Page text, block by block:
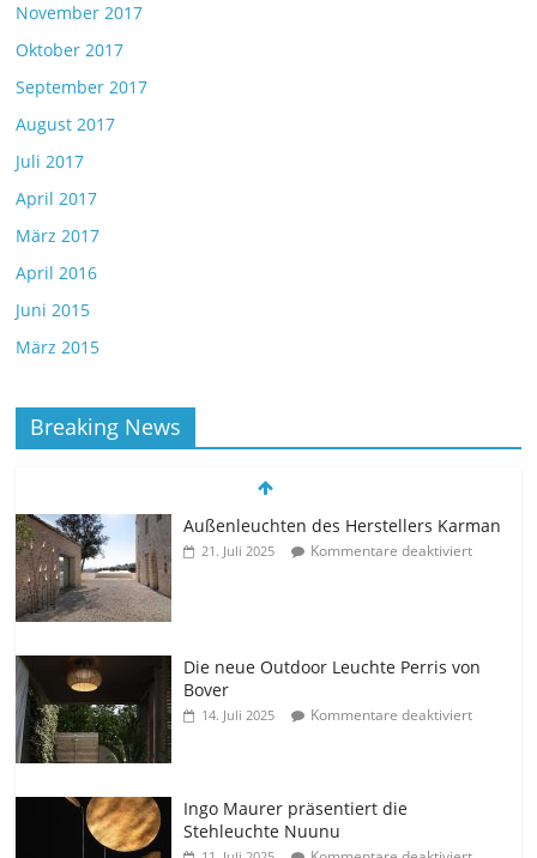
November 2017
Oktober 2017
September 2017
August 2017
Juli 2017
April 2017
März 2017
April 2016
Juni 2015
März 2015
Breaking News
Außenleuchten des Herstellers Karman
21. Juli 2025 Kommentare deaktiviert
Die neue Outdoor Leuchte Perris von
Bover
14. Juli 2025 Kommentare deaktiviert
Ingo Maurer präsentiert die
Stehleuchte Nuunu